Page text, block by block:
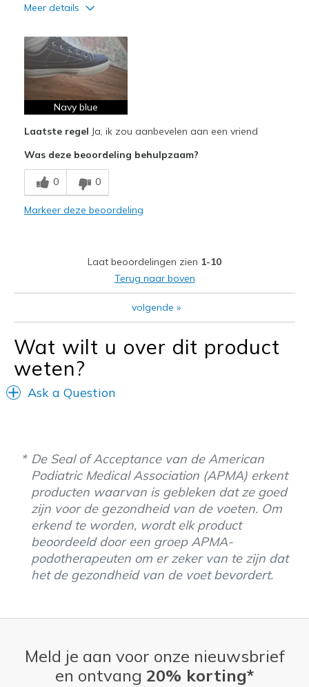
Meer details
Attractive Design
Comfortable
Durable
Stylish
Minpunten
Need Break In
Beste toepassingen
Feels true to size
View On Shoes
I'm Into Shoes
Navy blue
Laatste regel Ja, ik zou aanbevelen aan een vriend
Was deze beoordeling behulpzaam?
0 0
Markeer deze beoordeling
Laat beoordelingen zien 1-10
Terug naar boven
volgende »
Wat wilt u over dit product
weten?
Ask a Question
De Seal of Acceptance van de American
Podiatric Medical Association (APMA) erkent
producten waarvan is gebleken dat ze goed
zijn voor de gezondheid van de voeten. Om
erkend te worden, wordt elk product
beoordeeld door een groep APMA-
podotherapeuten om er zeker van te zijn dat
het de gezondheid van de voet bevordert.
Meld je aan voor onze nieuwsbrief
en ontvang 20% korting*